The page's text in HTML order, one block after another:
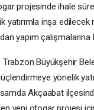
projesinde ihale
yatırımla inşa
yapım çalışmalarına
Büyükşehir
yönelik
Akçaabat